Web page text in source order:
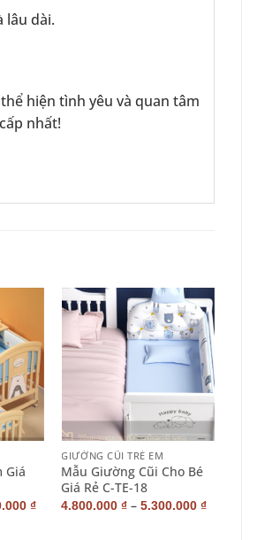
lâu dài.
hiện tình yêu và quan tâm
nhất!
Giá
₫
+
GIƯỜNG CŨI TRẺ EM
Mẫu Giường Cũi Cho Bé
Giá Rẻ C-TE-18
4.800.000₫ –5.300.000₫